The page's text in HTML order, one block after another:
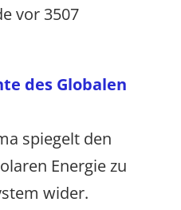
vor 3507
des Globalen
spiegelt den
Energie zu
wider.